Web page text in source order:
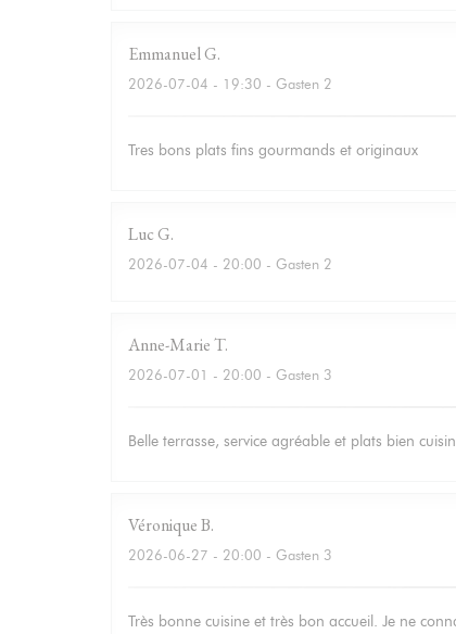
EmmanuelG
2026-07-04 - 19:30 - Gasten 2
Tres bons plats fins gourmands et originaux
LucG
2026-07-04 - 20:00 - Gasten 2
Anne-MarieT
2026-07-01 - 20:00 - Gasten 3
Belle terrasse, service agréable et plats bien
VéroniqueB
2026-06-27 - 20:00 - Gasten 3
Très bonne cuisine et très bon accueil. Je ne